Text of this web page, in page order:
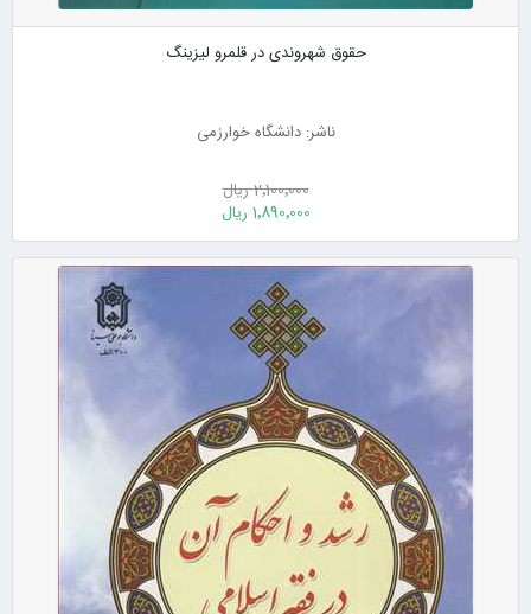
حقوق شهروندی در قلمرو لیزینگ
ناشر: دانشگاه خوارزمی
2٬100٬000 ریال
1٬890٬000 ریال